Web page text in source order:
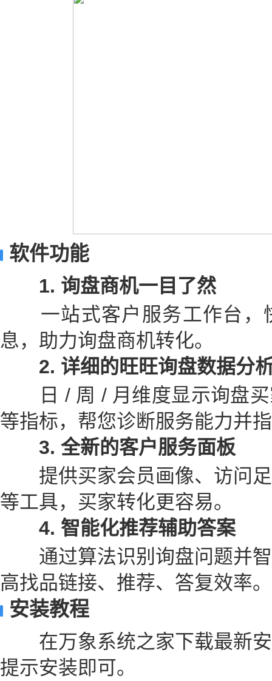
软件功能
1. 询盘商机一目了然
一站式客户服务工作台，
息，助力询盘商机转化。
2. 详细的旺旺询盘数据分
日 / 周 / 月维度显示询盘买
等指标，帮您诊断服务能力并
3. 全新的客户服务面板
提供买家会员画像、访问足
等工具，买家转化更容易。
4. 智能化推荐辅助答案
通过算法识别询盘问题并智
高找品链接、推荐、答复效率。
安装教程
在万象系统之家下载最新安
提示安装即可。